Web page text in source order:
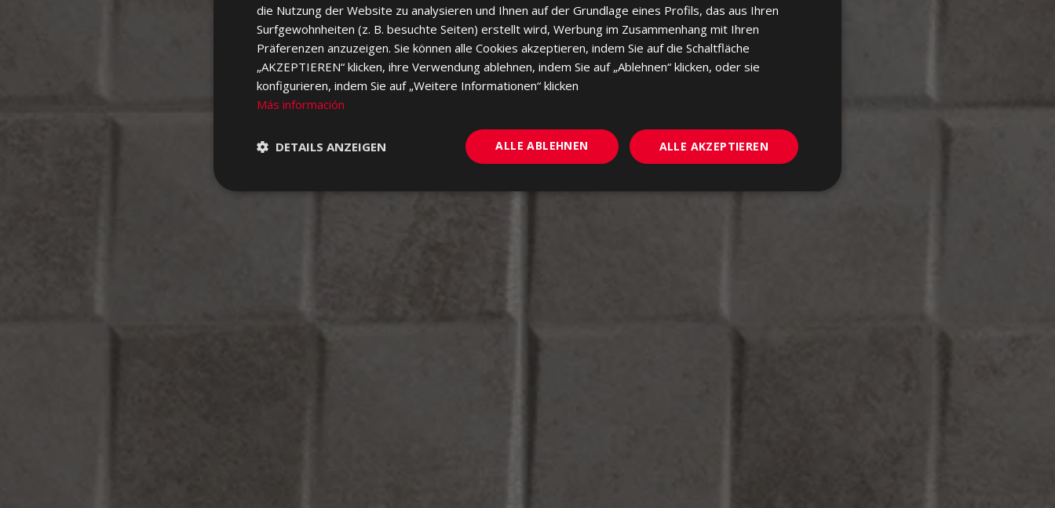
ENGLISH
GERMAN
die Nutzung der Website zu analysieren und Ihnen auf der Grundlage eines Profils, das aus Ihren
Surfgewohnheiten (z. B. besuchte Seiten) erstellt wird, Werbung im Zusammenhang mit Ihren
Präferenzen anzuzeigen. Sie können alle Cookies akzeptieren, indem Sie auf die Schaltfläche
„AKZEPTIEREN“ klicken, ihre Verwendung ablehnen, indem Sie auf „Ablehnen“ klicken, oder sie
konfigurieren, indem Sie auf „Weitere Informationen“ klicken
Más información
ALLE AKZEPTIEREN
ALLE ABLEHNEN
DETAILS ANZEIGEN